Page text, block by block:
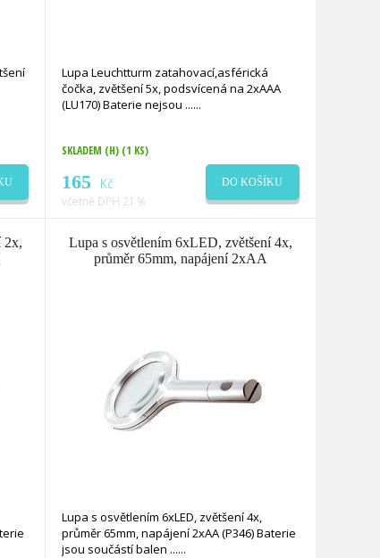
Lupa Leuchtturm zatahovací,asférická
čočka, zvětšení 5x, podsvícená na 2xAAA
(LU170) Baterie nejsou ...
SKLADEM (H) (1 KS)
165 Kč
včetně DPH 21 %
DO KOŠÍKU
2x,
Lupa s osvětlením 6xLED, zvětšení 4x,
průměr 65mm, napájení 2xAA
Lupa s osvětlením 6xLED, zvětšení 4x,
průměr 65mm, napájení 2xAA (P346) Baterie
jsou součástí balen ...